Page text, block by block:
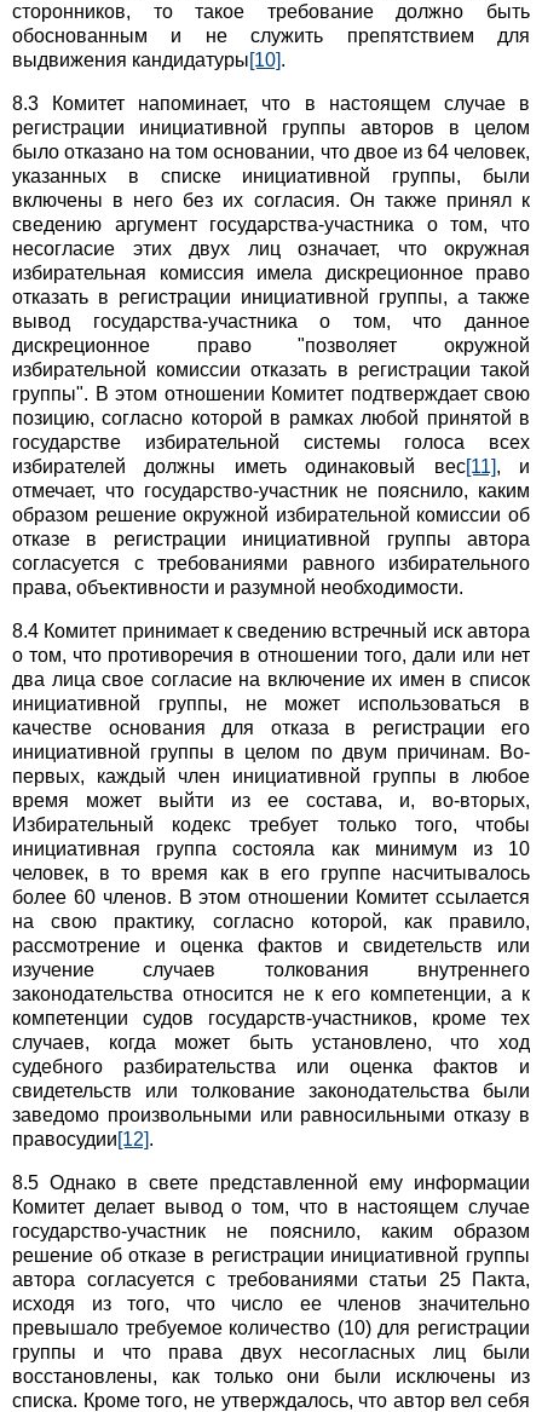
сторонников, то такое требование должно быть
обоснованным и не служить препятствием для
выдвижения кандидатуры[10].
8.3 Комитет напоминает, что в настоящем случае в
регистрации инициативной группы авторов в целом
было отказано на том основании, что двое из 64 человек,
указанных в списке инициативной группы, были
включены в него без их согласия. Он также принял к
сведению аргумент государства-участника о том, что
несогласие этих двух лиц означает, что окружная
избирательная комиссия имела дискреционное право
отказать в регистрации инициативной группы, а также
вывод государства-участника о том, что данное
дискреционное право "позволяет окружной
избирательной комиссии отказать в регистрации такой
группы". В этом отношении Комитет подтверждает свою
позицию, согласно которой в рамках любой принятой в
государстве избирательной системы голоса всех
избирателей должны иметь одинаковый вес[11], и
отмечает, что государство-участник не пояснило, каким
образом решение окружной избирательной комиссии об
отказе в регистрации инициативной группы автора
согласуется с требованиями равного избирательного
права, объективности и разумной необходимости.
8.4 Комитет принимает к сведению встречный иск автора
о том, что противоречия в отношении того, дали или нет
два лица свое согласие на включение их имен в список
инициативной группы, не может использоваться в
качестве основания для отказа в регистрации его
инициативной группы в целом по двум причинам. Во-
первых, каждый член инициативной группы в любое
время может выйти из ее состава, и, во-вторых,
Избирательный кодекс требует только того, чтобы
инициативная группа состояла как минимум из 10
человек, в то время как в его группе насчитывалось
более 60 членов. В этом отношении Комитет ссылается
на свою практику, согласно которой, как правило,
рассмотрение и оценка фактов и свидетельств или
изучение случаев толкования внутреннего
законодательства относится не к его компетенции, а к
компетенции судов государств-участников, кроме тех
случаев, когда может быть установлено, что ход
судебного разбирательства или оценка фактов и
свидетельств или толкование законодательства были
заведомо произвольными или равносильными отказу в
правосудии[12].
8.5 Однако в свете представленной ему информации
Комитет делает вывод о том, что в настоящем случае
государство-участник не пояснило, каким образом
решение об отказе в регистрации инициативной группы
автора согласуется с требованиями статьи 25 Пакта,
исходя из того, что число ее членов значительно
превышало требуемое количество (10) для регистрации
группы и что права двух несогласных лиц были
восстановлены, как только они были исключены из
списка. Кроме того, не утверждалось, что автор вел себя